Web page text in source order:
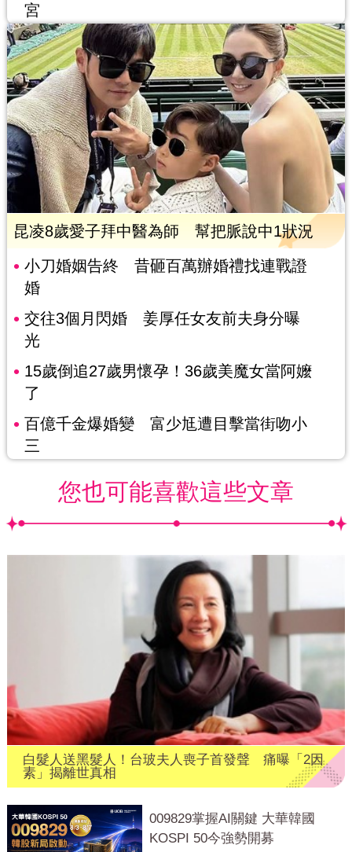
宮
昆凌8歲愛子拜中醫為師 幫把脈說中1狀況
小刀婚姻告終 昔砸百萬辦婚禮找連戰證
婚
交往3個月閃婚 姜厚任女友前夫身分曝
光
15歲倒追27歲男懷孕！36歲美魔女當阿嬤
了
百億千金爆婚變 富少尪遭目擊當街吻小
三
您也可能喜歡這些文章
白髮人送黑髮人！台玻夫人喪子首發聲 痛曝「2因
素」揭離世真相
009829掌握AI關鍵 大華韓國
KOSPI 50今強勢開募